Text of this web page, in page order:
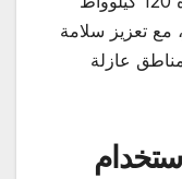
250 نيوتن/متر، مع تعزيز سلامة
عازلة